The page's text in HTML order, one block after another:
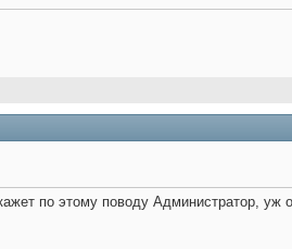
по этому поводу Администратор, уж